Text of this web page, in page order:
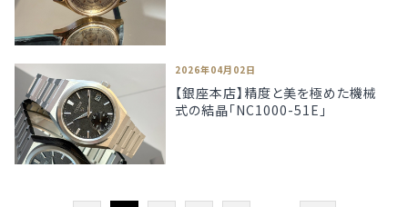
2026年04月02日
【銀座本店】精度と美を極めた機械
式の結晶「NC1000-51E」